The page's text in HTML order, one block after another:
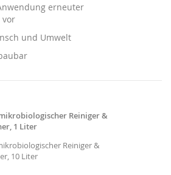
erneuter
vor
und Umwelt
Reiniger &
1 Liter
Reiniger &
10 Liter